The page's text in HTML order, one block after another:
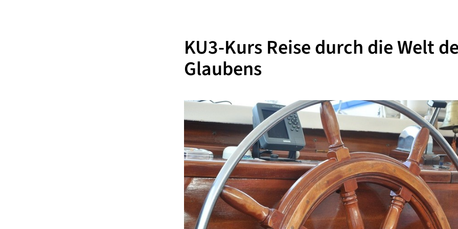
KU3-Kurs Reise durch die Welt
Glaubens